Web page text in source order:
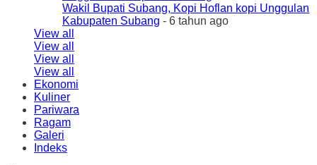
Wakil Bupati Subang, Kopi Hoflan kopi Unggulan
Kabupaten Subang - 6 tahun ago
View all
View all
View all
View all
Ekonomi
Kuliner
Pariwara
Ragam
Galeri
Indeks